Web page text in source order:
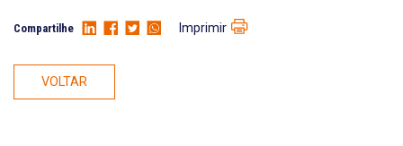
Compartilhe Imprimir
VOLTAR